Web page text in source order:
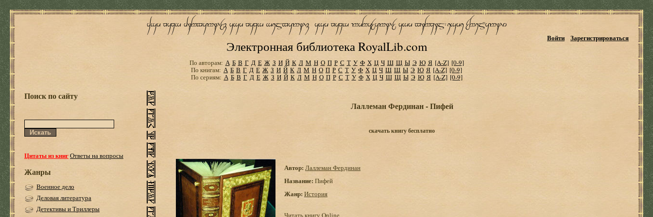
Электронная библиотека RoyalLib.com
Войти Зарегистрироваться
По авторам: А Б В Г Д Е Ж З И Й К Л М Н О П Р С Т У Ф Х Ц Ч Ш Щ Ы Э Ю Я [A-Z] [0-9]
По книгам: А Б В Г Д Е Ж З И Й К Л М Н О П Р С Т У Ф Х Ц Ч Ш Щ Ы Э Ю Я [A-Z] [0-9]
По сериям: А Б В Г Д Е Ж З И Й К Л М Н О П Р С Т У Ф Х Ц Ч Ш Щ Ы Э Ю Я [A-Z] [0-9]
Поиск по сайту
Цитаты из книгОтветы на вопросы
Жанры
Военное дело
Деловая литература
Детективы и Триллеры
Лаллеман Фердинан - Пифей
скачать книгу бесплатно
Автор: Лаллеман Фердинан
Название: Пифей
Жанр: История
Читать книгу Online